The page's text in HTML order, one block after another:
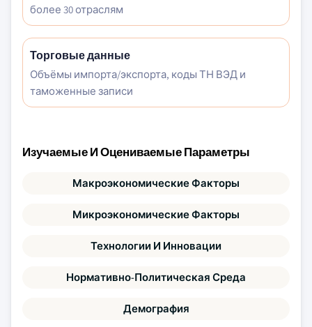
более 30 отраслям
Торговые данные
Объёмы импорта/экспорта, коды ТН ВЭД и
таможенные записи
Изучаемые И Оцениваемые Параметры
Макроэкономические Факторы
Микроэкономические Факторы
Технологии И Инновации
Нормативно-Политическая Среда
Демография